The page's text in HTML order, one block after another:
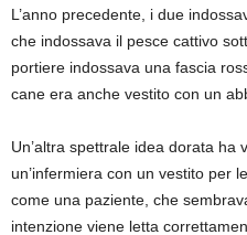
L’anno precedente, i due
che indossava il pesce cattivo
portiere indossava una fascia
cane era anche vestito con un
Un’altra spettrale idea dorata ha
un’infermiera con un vestito per
come una paziente, che
intenzione viene letta